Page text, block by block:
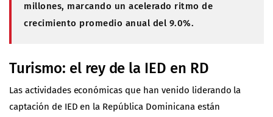
millones, marcando un acelerado ritmo de
crecimiento promedio anual del 9.0%.
Turismo: el rey de la IED en RD
Las actividades económicas que han venido liderando la
captación de IED en la República Dominicana están